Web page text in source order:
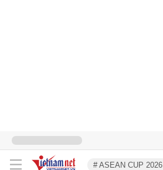
# ASEAN CUP 2026